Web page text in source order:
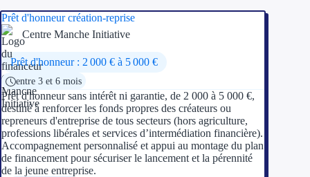
Nos partenaires
Contactez-nous
Prêt d'honneur création-reprise
Centre Manche Initiative
Prêt d'honneur : 2 000 € à 5 000 €
entre 3 et 6 mois
Prêt d'honneur sans intérêt ni garantie, de 2 000 à 5 000 €,
destiné à renforcer les fonds propres des créateurs ou
repreneurs d'entreprise de tous secteurs (hors agriculture,
professions libérales et services d’intermédiation financière).
Accompagnement personnalisé et appui au montage du plan
de financement pour sécuriser le lancement et la pérennité
de la jeune entreprise.